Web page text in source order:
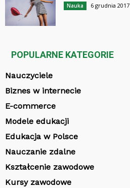
Nauka 6 grudnia 2017
POPULARNE KATEGORIE
Nauczyciele
Biznes w internecie
E-commerce
Modele edukacji
Edukacja w Polsce
Nauczanie zdalne
Kształcenie zawodowe
Kursy zawodowe